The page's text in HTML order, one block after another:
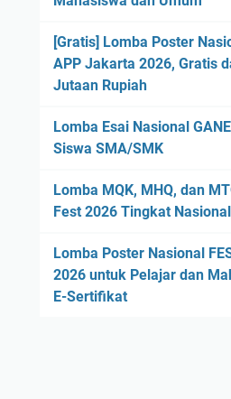
[Gratis] Lomba Poster
APP Jakarta 2026, Gratis
Jutaan Rupiah
Lomba Esai Nasional
Siswa SMA/SMK
Lomba MQK, MHQ, dan
Fest 2026 Tingkat
Lomba Poster Nasional
2026 untuk Pelajar dan
E-Sertifikat